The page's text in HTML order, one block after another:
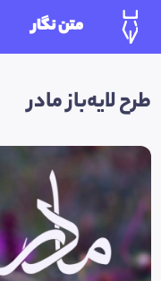
متن نگار
طرح لایه‌باز مادر